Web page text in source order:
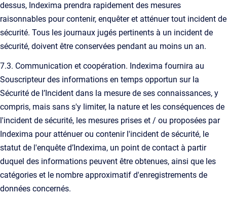
dessus, Indexima prendra rapidement des mesures
raisonnables pour contenir, enquêter et atténuer tout incident de
sécurité. Tous les journaux jugés pertinents à un incident de
sécurité, doivent être conservées pendant au moins un an.
7.3. Communication et coopération. Indexima fournira au
Souscripteur des informations en temps opportun sur la
Sécurité de l’Incident dans la mesure de ses connaissances, y
compris, mais sans s'y limiter, la nature et les conséquences de
l'incident de sécurité, les mesures prises et / ou proposées par
Indexima pour atténuer ou contenir l'incident de sécurité, le
statut de l'enquête d’Indexima, un point de contact à partir
duquel des informations peuvent être obtenues, ainsi que les
catégories et le nombre approximatif d'enregistrements de
données concernés.